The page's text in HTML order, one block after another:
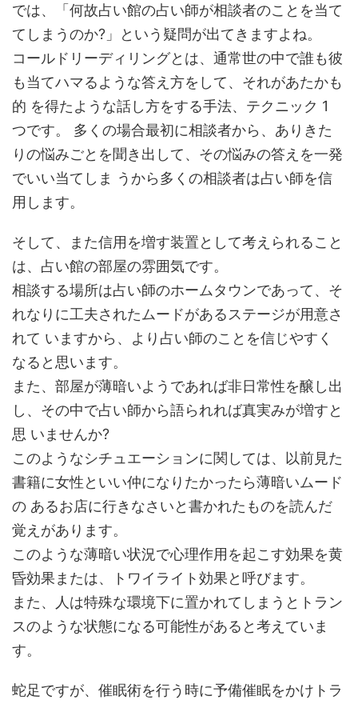
では、「何故占い館の占い師が相談者のことを当て
てしまうのか?」という疑問が出てきますよね。
コールドリーディリングとは、通常世の中で誰も彼
も当てハマるような答え方をして、それがあたかも
的 を得たような話し方をする手法、テクニック 1
つです。 多くの場合最初に相談者から、ありきた
りの悩みごとを聞き出して、その悩みの答えを一発
でいい当てしま うから多くの相談者は占い師を信
用します。
そして、また信用を増す装置として考えられること
は、占い館の部屋の雰囲気です。
相談する場所は占い師のホームタウンであって、そ
れなりに工夫されたムードがあるステージが用意さ
れて いますから、より占い師のことを信じやすく
なると思います。
また、部屋が薄暗いようであれば非日常性を醸し出
し、その中で占い師から語られれば真実みが増すと
思 いませんか?
このようなシチュエーションに関しては、以前見た
書籍に女性といい仲になりたかったら薄暗いムード
の あるお店に行きなさいと書かれたものを読んだ
覚えがあります。
このような薄暗い状況で心理作用を起こす効果を黄
昏効果または、トワイライト効果と呼びます。
また、人は特殊な環境下に置かれてしまうとトラン
スのような状態になる可能性があると考えていま
す。
蛇足ですが、催眠術を行う時に予備催眠をかけトラ